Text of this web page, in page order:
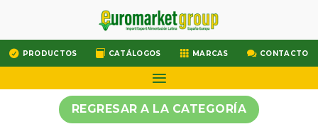
 PRODUCTOS  CATÁLOGOS  MARCAS  CONTACTO
REGRESAR A LA CATEGORÍA